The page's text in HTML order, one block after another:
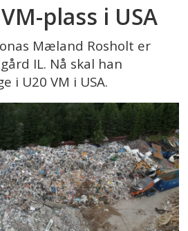
plass i USA
Mæland Rosholt er
IL. Nå skal han
i U20 VM i USA.